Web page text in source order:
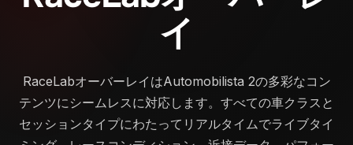
イ
RaceLabオーバーレイはAutomobilista 2の多彩なコン
テンツにシームレスに対応します。すべての車クラスと
セッションタイプにわたってリアルタイムでライブタイ